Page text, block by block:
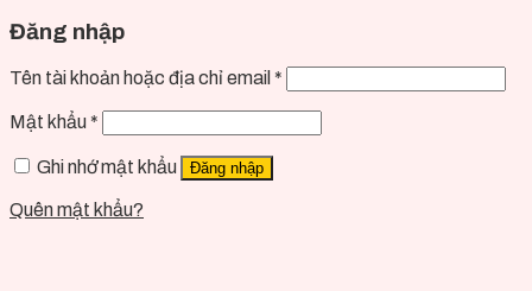
Đăng nhập
Tên tài khoản hoặc địa chỉ email *
Mật khẩu *
Ghi nhớ mật khẩu Đăng nhập
Quên mật khẩu?